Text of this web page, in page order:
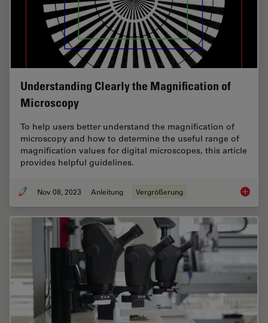
Understanding Clearly the Magnification of
Microscopy
To help users better understand the magnification of
microscopy and how to determine the useful range of
magnification values for digital microscopes, this article
provides helpful guidelines.
Nov 08, 2023 Anleitung Vergrößerung